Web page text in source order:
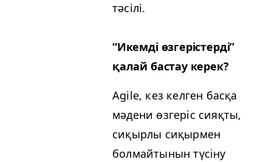
тәсілі.
“Икемді өзгерістерді”
қалай бастау керек?
Agile, кез келген басқа
мәдени өзгеріс сияқты,
сиқырлы сиқырмен
болмайтынын түсіну